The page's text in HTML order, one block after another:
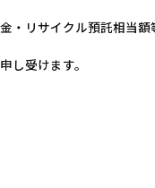
リサイクル預託相当額
し受けます。